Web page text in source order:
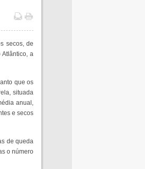
secos, de
a
que os
situada
anual,
e secos
de queda
o número